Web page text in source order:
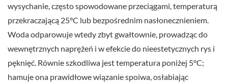
wysychanie, często spowodowane przeciągami, temperaturą
przekraczającą 25°C lub bezpośrednim nasłonecznieniem.
Woda odparowuje wtedy zbyt gwałtownie, prowadząc do
wewnętrznych naprężeń i w efekcie do nieestetycznych rys i
pęknięć. Równie szkodliwa jest temperatura poniżej 5°C;
hamuje ona prawidłowe wiązanie spoiwa, osłabiając